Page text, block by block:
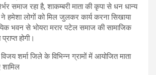
समाज रहा है, शाकम्बरी माता की कृपा से धन धान्य
हमेशा लोगों को मिल जुलकर कार्य करना सिखाया
भवन से भोयरा मरार पटेल समाज की सामाजिक
होगी।